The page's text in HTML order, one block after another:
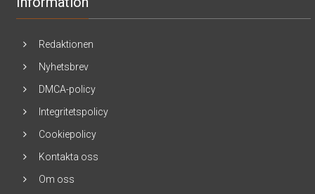
Redaktionen
Nyhetsbrev
DMCA-policy
Integritetspolicy
Cookiepolicy
Kontakta oss
Om oss